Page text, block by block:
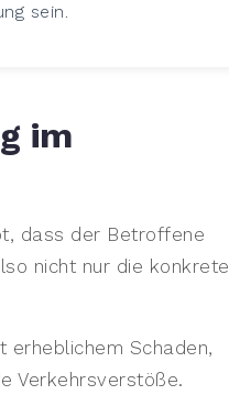
sein.
im
dass der Betroffene
nicht nur die konkrete
erheblichem Schaden,
Verkehrsverstöße.